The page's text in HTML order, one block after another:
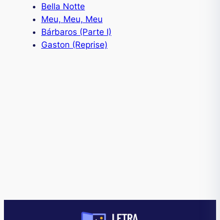
Bella Notte
Meu, Meu, Meu
Bárbaros (Parte I)
Gaston (Reprise)